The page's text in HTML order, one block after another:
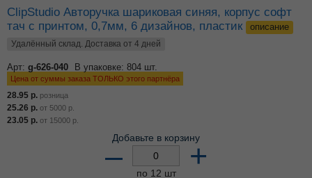
ClipStudio Авторучка шариковая синяя, корпус софт
тач с принтом, 0,7мм, 6 дизайнов, пластик
описание
Удалённый склад. Доставка от 4 дней
Арт: g-626-040 В упаковке: 804 шт.
Цена от суммы заказа ТОЛЬКО этого партнёра
28.95 р. розница
25.26 р. от 5000 р.
23.05 р. от 15000 р.
Добавьте в корзину
– +
по 12 шт